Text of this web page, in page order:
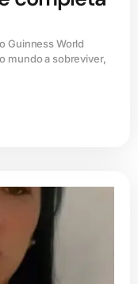
Guinness World
mundo a sobreviver,